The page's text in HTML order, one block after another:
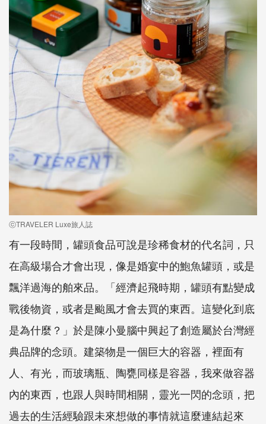
ⓒTRAVELER Luxe旅人誌
有一段時間，罐頭食品可說是珍稀食材的代名詞，只
在高級場合才會出現，像是婚宴中的鮑魚罐頭，或是
飄洋過海的舶來品。「經濟起飛時期，罐頭有點變成
戰後物資，或者是颱風才會去買的東西。這變化到底
是為什麼？」於是陳小曼腦中興起了創造屬於台灣經
典品牌的念頭。建築物是一個巨大的容器，裡面有
人、有光，而玻璃瓶、陶甕同樣是容器，我來做容器
內的東西，也跟人與時間相關，靈光一閃的念頭，把
過去的生活經驗跟未來想做的事情就這麼連結起來